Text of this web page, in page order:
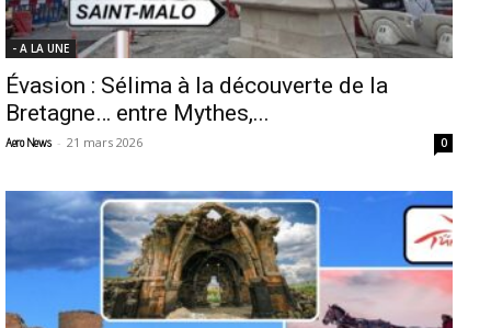
- A LA UNE
Évasion : Sélima à la découverte de la
Bretagne… entre Mythes,...
Aero News - 21 mars 2026 0